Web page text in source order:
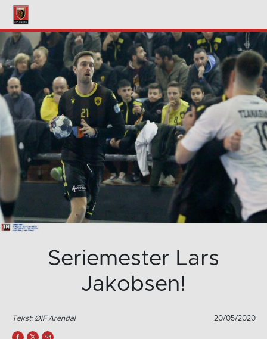
Seriemester Lars
Jakobsen!
Tekst: ØIF Arendal 20/05/2020